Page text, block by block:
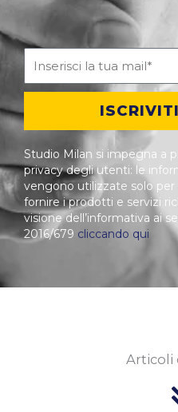
Studio Milan si impegna a
privacy degli utenti: le
vengono utilizzate solo
fornire i prodotti e servizi
visione dell’informativa ai
2016/679 cliccando qui
Articoli